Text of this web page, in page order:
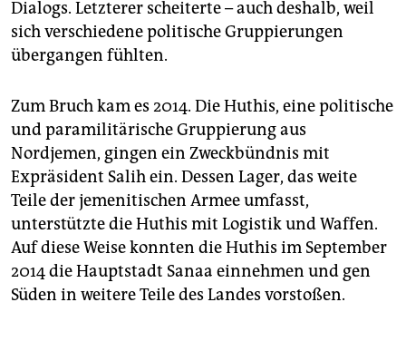
Dialogs. Letzterer scheiterte – auch deshalb, weil
sich verschiedene politische Gruppierungen
übergangen fühlten.
Zum Bruch kam es 2014. Die Huthis, eine politische
und paramilitärische Gruppierung aus
Nordjemen, gingen ein Zweckbündnis mit
Expräsident Salih ein. Dessen Lager, das weite
Teile der jemenitischen Armee umfasst,
unterstützte die Huthis mit Logistik und Waffen.
Auf diese Weise konnten die Huthis im September
2014 die Hauptstadt Sanaa einnehmen und gen
Süden in weitere Teile des Landes vorstoßen.